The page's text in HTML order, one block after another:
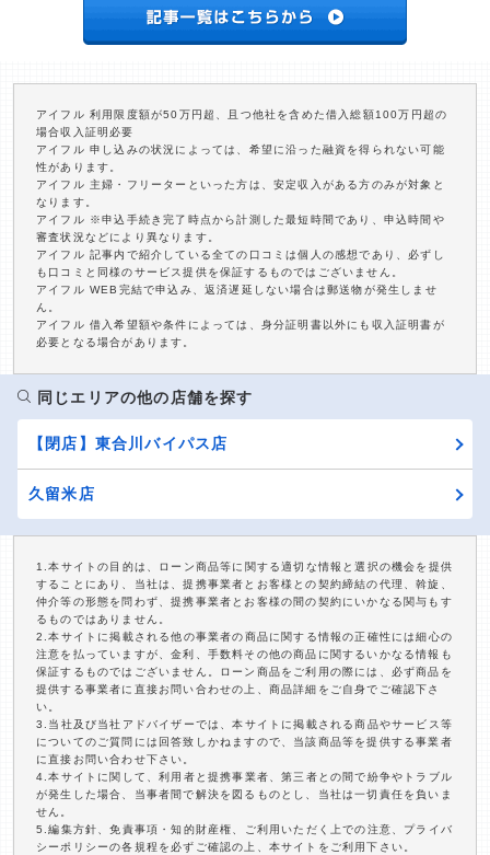
アイフル 利用限度額が50万円超、且つ他社を含めた借入総額100万円超の
場合収入証明必要
アイフル 申し込みの状況によっては、希望に沿った融資を得られない可能
性があります。
アイフル 主婦・フリーターといった方は、安定収入がある方のみが対象と
なります。
アイフル ※申込手続き完了時点から計測した最短時間であり、申込時間や
審査状況などにより異なります。
アイフル 記事内で紹介している全ての口コミは個人の感想であり、必ずし
も口コミと同様のサービス提供を保証するものではございません。
アイフル WEB完結で申込み、返済遅延しない場合は郵送物が発生しませ
ん。
アイフル 借入希望額や条件によっては、身分証明書以外にも収入証明書が
必要となる場合があります。
同じエリアの他の店舗を探す
【閉店】東合川バイパス店
久留米店
1.本サイトの目的は、ローン商品等に関する適切な情報と選択の機会を提供
することにあり、当社は、提携事業者とお客様との契約締結の代理、斡旋、
仲介等の形態を問わず、提携事業者とお客様の間の契約にいかなる関与もす
るものではありません。
2.本サイトに掲載される他の事業者の商品に関する情報の正確性には細心の
注意を払っていますが、金利、手数料その他の商品に関するいかなる情報も
保証するものではございません。ローン商品をご利用の際には、必ず商品を
提供する事業者に直接お問い合わせの上、商品詳細をご自身でご確認下さ
い。
3.当社及び当社アドバイザーでは、本サイトに掲載される商品やサービス等
についてのご質問には回答致しかねますので、当該商品等を提供する事業者
に直接お問い合わせ下さい。
4.本サイトに関して、利用者と提携事業者、第三者との間で紛争やトラブル
が発生した場合、当事者間で解決を図るものとし、当社は一切責任を負いま
せん。
5.編集方針、免責事項・知的財産権、ご利用いただく上での注意、プライバ
シーポリシーの各規程を必ずご確認の上、本サイトをご利用下さい。